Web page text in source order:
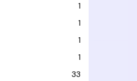
1
1
1
1
33